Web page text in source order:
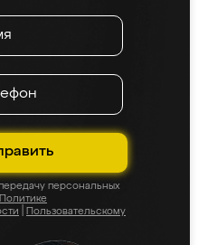
персональных
Политике
Пользовательскому